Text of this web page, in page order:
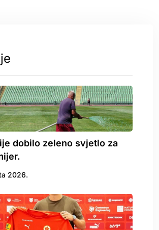
dobilo zeleno svjetlo za
2026.